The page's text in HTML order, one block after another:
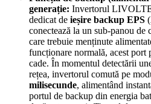
generație: Invertorul
dedicat de ieșire backup EPS
conectează la un sub-panou
care trebuie menținute
funcționare normală, acest port
cade. În momentul detectării
rețea, invertorul comută pe
milisecunde, alimentând
portul de backup din energia